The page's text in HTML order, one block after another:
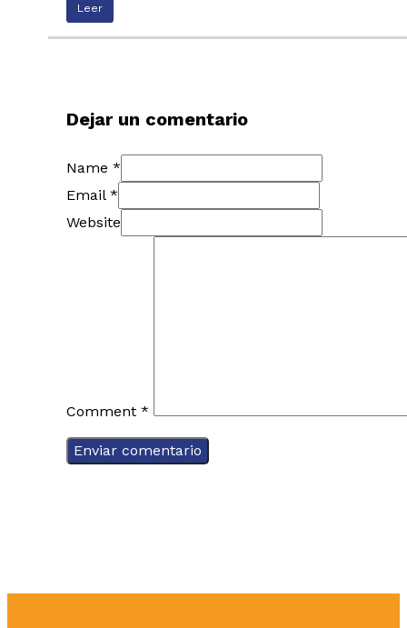
Leer
Dejar un comentario
Name *
Email *
Website
Comment *